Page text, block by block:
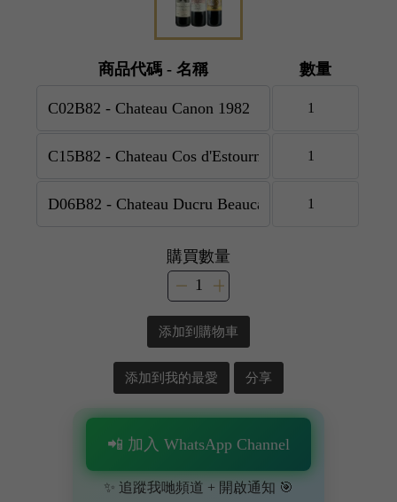
商品代碼 - 名稱 數量
購買數量
添加到購物車
添加到我的最愛 分享
📲 加入 WhatsApp Channel
✨ 追蹤我哋頻道 + 開啟通知 🎯